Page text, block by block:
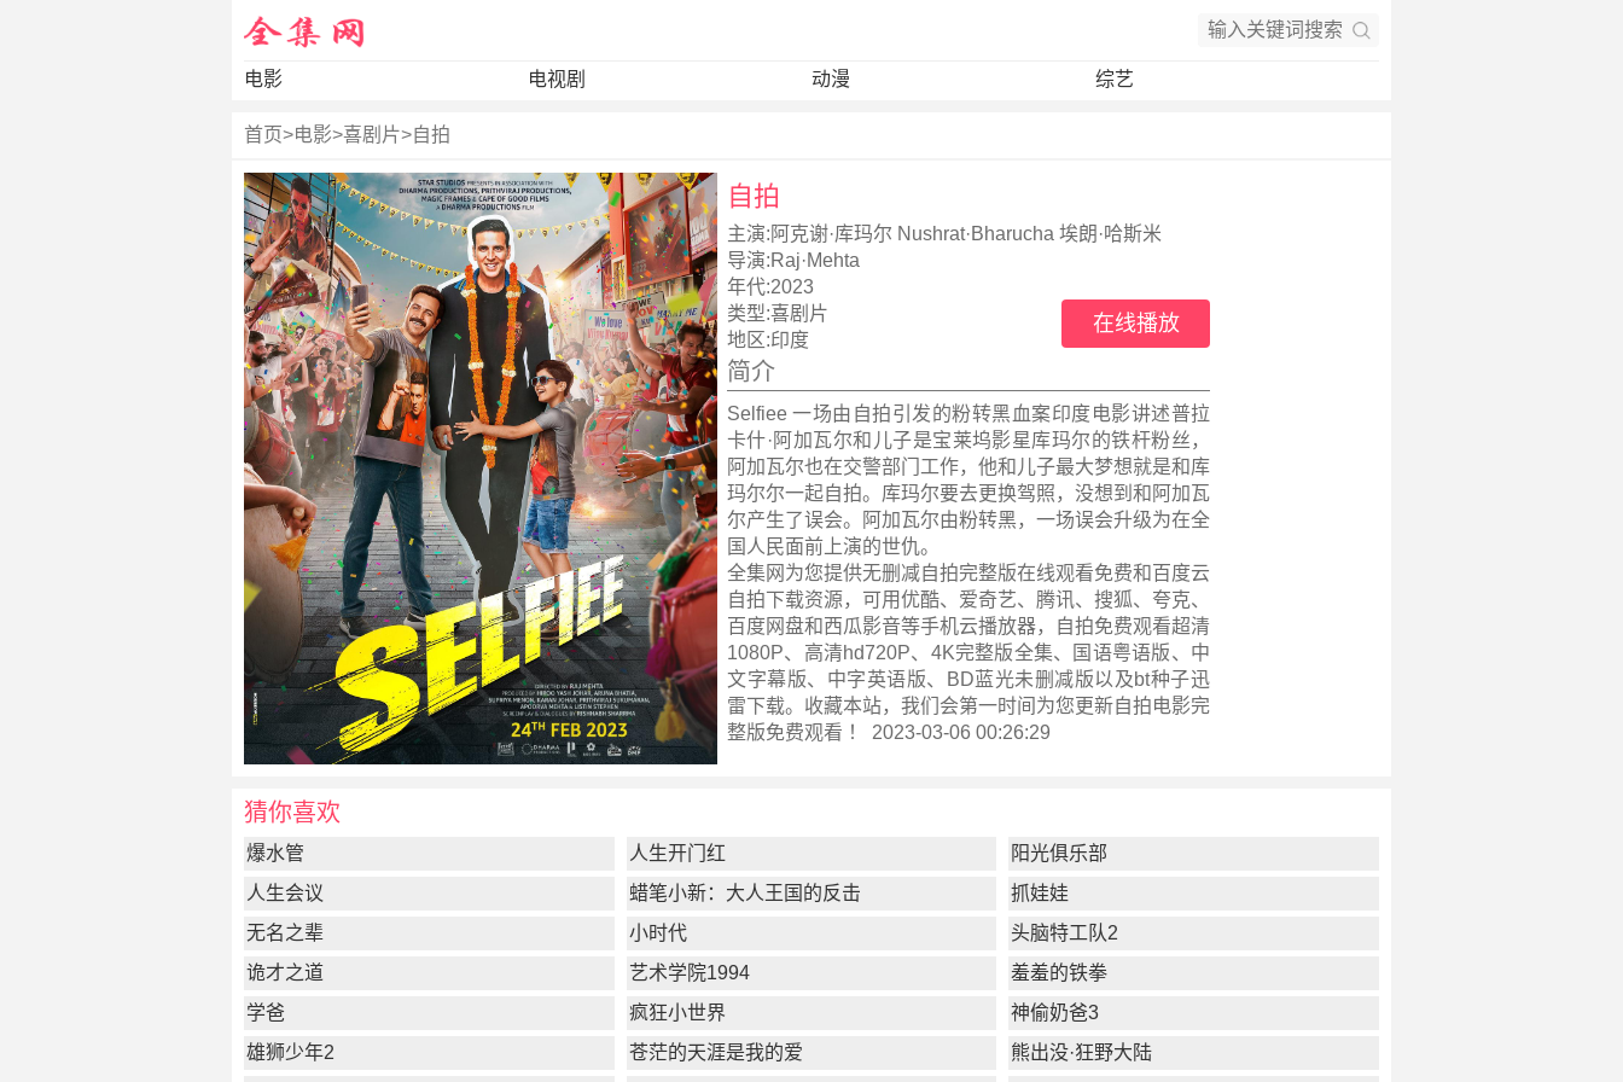
电影 电视剧 动漫 综艺
首页>电影>喜剧片>自拍
自拍
主演: 阿克谢·库玛尔 Nushrat·Bharucha 埃朗·哈斯米
导演:Raj·Mehta
年代:2023
类型:喜剧片
地区:印度
在线播放
简介
Selfiee 一场由自拍引发的粉转黑血案印度电影讲述普拉
卡什·阿加瓦尔和儿子是宝莱坞影星库玛尔的铁杆粉丝，
阿加瓦尔也在交警部门工作，他和儿子最大梦想就是和库
玛尔尔一起自拍。库玛尔要去更换驾照，没想到和阿加瓦
尔产生了误会。阿加瓦尔由粉转黑，一场误会升级为在全
国人民面前上演的世仇。
全集网为您提供无删减自拍完整版在线观看免费和百度云
自拍下载资源，可用优酷、爱奇艺、腾讯、搜狐、夸克、
百度网盘和西瓜影音等手机云播放器，自拍免费观看超清
1080P、高清hd720P、4K完整版全集、国语粤语版、中
文字幕版、中字英语版、BD蓝光未删减版以及bt种子迅
雷下载。收藏本站，我们会第一时间为您更新自拍电影完
整版免费观看 ！ 2023-03-06 00:26:29
猜你喜欢
爆水管 人生开门红
阳光俱乐部
人生会议
蜡笔小新：大人王国的反击
抓娃娃
无名之辈
小时代
头脑特工队2
诡才之道
艺术学院1994
羞羞的铁拳
学爸
疯狂小世界
神偷奶爸3
雄狮少年2
苍茫的天涯是我的爱 熊出没·狂野大陆